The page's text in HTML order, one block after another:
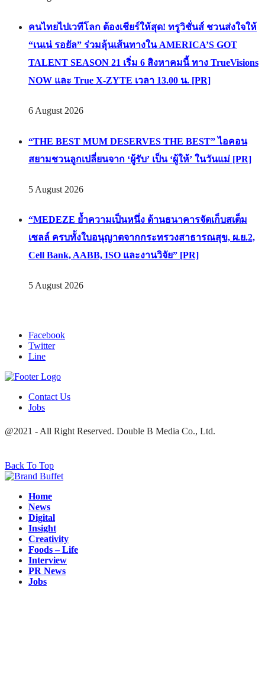
คนไทยไปเวทีโลก ต้องเชียร์ให้สุด! ทรูวิชั่นส์ ชวนส่งใจให้
“เนเน่ รอยัล” ร่วมลุ้นเส้นทางใน AMERICA’S GOT
TALENT SEASON 21 เริ่ม 6 สิงหาคมนี้ ทาง TrueVisions
NOW และ True X-ZYTE เวลา 13.00 น. [PR]
6 August 2026
“THE BEST MUM DESERVES THE BEST” ไอคอน
สยามชวนลูกเปลี่ยนจาก ‘ผู้รับ’ เป็น ‘ผู้ให้’ ในวันแม่ [PR]
5 August 2026
“MEDEZE ย้ำความเป็นหนึ่ง ด้านธนาคารจัดเก็บสเต็ม
เซลล์ ครบทั้งใบอนุญาตจากกระทรวงสาธารณสุข, ผ.ย.2,
Cell Bank, AABB, ISO และงานวิจัย” [PR]
5 August 2026
Facebook
Twitter
Line
Contact Us
Jobs
@2021 - All Right Reserved. Double B Media Co., Ltd.
Back To Top
Home
News
Digital
Insight
Creativity
Foods – Life
Interview
PR News
Jobs